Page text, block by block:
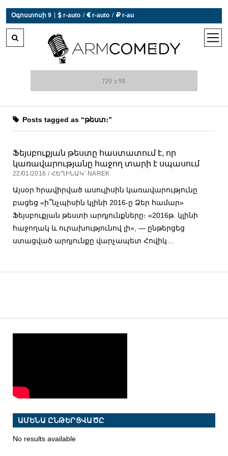
Օգոստոսի 9  r-auto /  r-auto /  r-au
open
Posts tagged as “թեստ։”
Ֆեյսբուքյան թեստը հաստատում է, որ
կառավարությանը հաջող տարի է սպասում
22/01/2016 / ՀԵՂԻՆԱԿ՝ NAREK
Այսօր հրավիրված ասուլիսին կառավարությունը
բացեց «ի՞նչպիսին կլինի 2016-ը Ձեր համար»
Ֆեյսբուքյան թեստի արդյունքները։ «2016թ. կլինի
հաջողակ և ուրախությունով լի», — ընթերցեց
ստացված արդյունքը վարչապետ Հովիկ…
ԱՄԵՆԱ ԸՆԹԵՐՑՎԱԾԸ
No results available